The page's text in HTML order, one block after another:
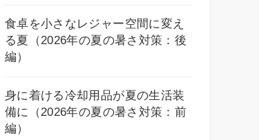
食卓を小さなレジャー空間に変え
る夏（2026年の夏の暑さ対策：後
編）
身に着ける冷却用品が夏の生活装
備に（2026年の夏の暑さ対策：前
編）